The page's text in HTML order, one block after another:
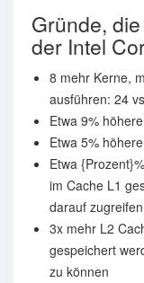
Gründe,
der Intel
8 mehr Kerne,
ausführen: 24
Etwa 9%
Etwa 5%
Etwa
im Cache L1
darauf
3x mehr L2
gespeichert
zu können